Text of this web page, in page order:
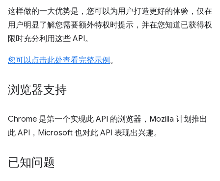
这样做的一大优势是，您可以为用户打造更好的体验，仅在
用户明显了解您需要额外特权时提示，并在您知道已获得权
限时充分利用这些 API。
您可以点击此处查看完整示例。
浏览器支持
Chrome 是第一个实现此 API 的浏览器，Mozilla 计划推出
此 API，Microsoft 也对此 API 表现出兴趣。
已知问题